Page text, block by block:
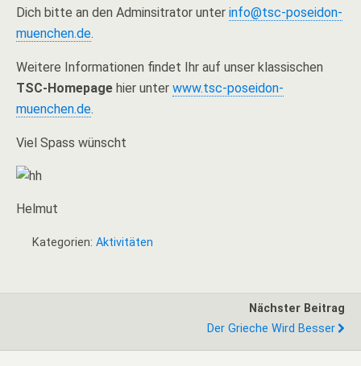
Dich bitte an den Adminsitrator unter info@tsc-poseidon-
muenchen.de.
Weitere Informationen findet Ihr auf unser klassischen
TSC-Homepage hier unter www.tsc-poseidon-
muenchen.de.
Viel Spass wünscht
Helmut
Kategorien: Aktivitäten
Nächster Beitrag
Der Grieche Wird Besser